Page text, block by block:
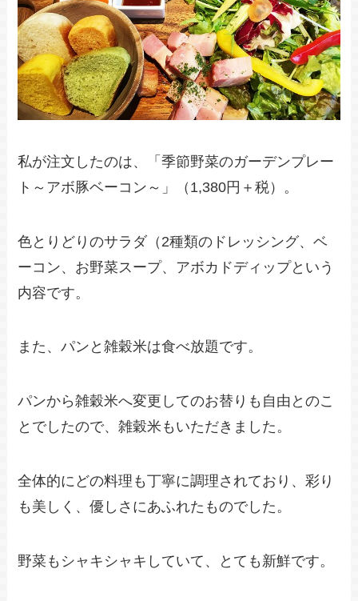
私が注文したのは、「季節野菜のガーデンプレー
ト～アボ豚ベーコン～」（1,380円＋税）。
色とりどりのサラダ（2種類のドレッシング、ベ
ーコン、お野菜スープ、アボカドディップという
内容です。
また、パンと雑穀米は食べ放題です。
パンから雑穀米へ変更してのお替りも自由とのこ
とでしたので、雑穀米もいただきました。
全体的にどの料理も丁寧に調理されており、彩り
も美しく、優しさにあふれたものでした。
野菜もシャキシャキしていて、とても新鮮です。